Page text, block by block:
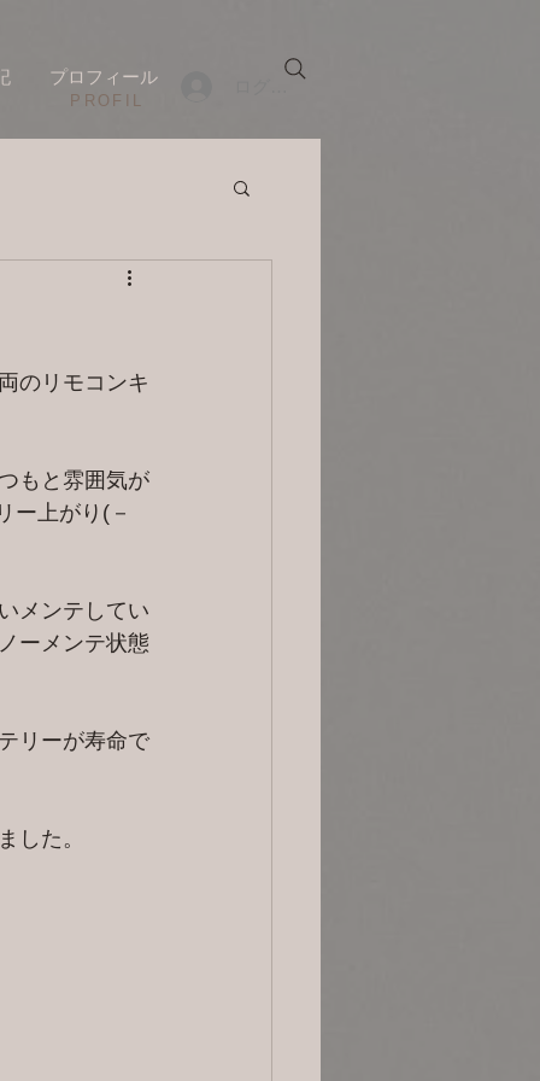
ログイン
プロフィール
​PROFIL
のリモコンキ
もと雰囲気が
ー上がり(－
メンテしてい
ーメンテ状態
リーが寿命で
した。